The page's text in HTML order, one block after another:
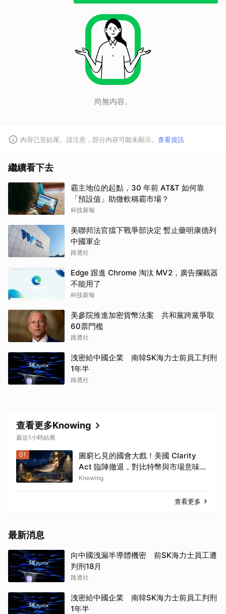
尚無內容。
內容已至結尾。請注意，部分內容可能未顯示。 查看資訊
繼續看下去
霸主地位的起點，30 年前 AT&T 如何靠
「預設值」助微軟稱霸市場？
科技新報
美聯邦法官擋下戰爭部決定 暫止藥明康德列
中國軍企
路透社
Edge 跟進 Chrome 淘汰 MV2，廣告攔截器
不能用了
科技新報
美參院推進加密貨幣法案 共和黨跨黨爭取
60票門檻
路透社
洩密給中國企業 南韓SK海力士前員工判刑
1年半
路透社
查看更多Knowing
最近1小時結果
01
圖窮匕見的國會大戲！美國 Clarity
Act 臨陣撤退，對比特幣與市場意味著
什麼？
Knowing
查看更多
最新消息
向中國洩漏半導體機密 前SK海力士員工遭
判刑18月
路透社
洩密給中國企業 南韓SK海力士前員工判刑
1年半